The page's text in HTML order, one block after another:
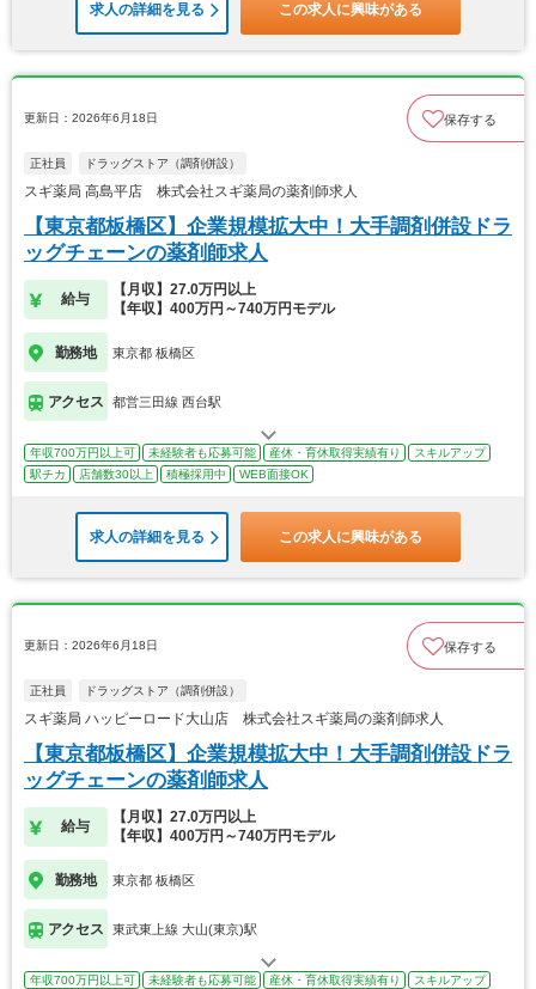
求人の詳細を見る この求人に興味がある
更新日：2026年6月18日 保存する
正社員 ドラッグストア（調剤併設）
スギ薬局 高島平店 株式会社スギ薬局の薬剤師求人
【東京都板橋区】企業規模拡大中！大手調剤併設ドラ
ッグチェーンの薬剤師求人
給与
【月収】27.0万円以上
【年収】400万円～740万円モデル
勤務地 東京都 板橋区
アクセス 都営三田線 西台駅
年収700万円以上可 未経験者も応募可能 産休・育休取得実績有り
スキルアップ
駅チカ
店舗数30以上 積極採用中 WEB面接OK
求人の詳細を見る この求人に興味がある
更新日：2026年6月18日 保存する
正社員 ドラッグストア（調剤併設）
スギ薬局 ハッピーロード大山店 株式会社スギ薬局の薬剤師求人
【東京都板橋区】企業規模拡大中！大手調剤併設ドラ
ッグチェーンの薬剤師求人
給与
【月収】27.0万円以上
【年収】400万円～740万円モデル
勤務地 東京都 板橋区
アクセス 東武東上線 大山(東京)駅
年収700万円以上可 未経験者も応募可能 産休・育休取得実績有り
スキルアップ